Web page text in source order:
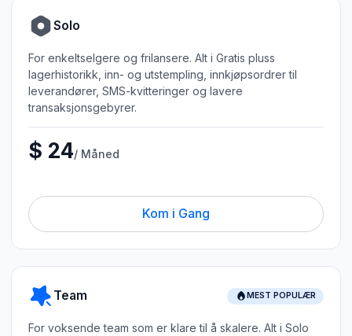
Solo
For enkeltselgere og frilansere. Alt i Gratis pluss
lagerhistorikk, inn- og utstempling, innkjøpsordrer til
leverandører, SMS-kvitteringer og lavere
transaksjonsgebyrer.
$ 24/ Måned
Kom i Gang
Team MEST POPULÆR
For voksende team som er klare til å skalere. Alt i Solo